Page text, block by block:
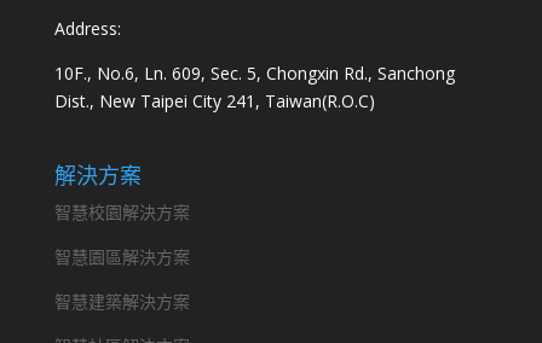
Address:
10F., No.6, Ln. 609, Sec. 5, Chongxin Rd., Sanchong
Dist., New Taipei City 241, Taiwan(R.O.C)
解決方案
智慧校園解決方案
智慧園區解決方案
智慧建築解決方案